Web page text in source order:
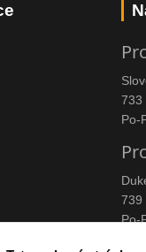
733
Po-
739
Po-